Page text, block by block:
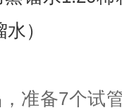
）
准备7个试